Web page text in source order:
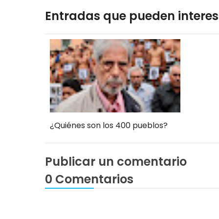
Entradas que pueden
¿Quiénes son los 400 pueblos?
Publicar un comentario
0 Comentarios